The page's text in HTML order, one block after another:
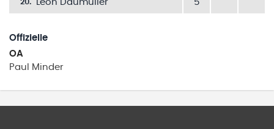
20. Leon Daumüller 5
Offizielle
OA
Paul
Minder